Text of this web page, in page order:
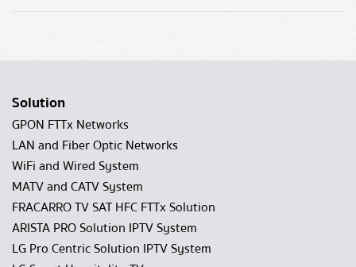
Solution
GPON FTTx Networks
LAN and Fiber Optic Networks
WiFi and Wired System
MATV and CATV System
FRACARRO TV SAT HFC FTTx Solution
ARISTA PRO Solution IPTV System
LG Pro Centric Solution IPTV System